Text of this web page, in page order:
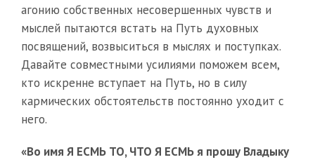
агонию собственных несовершенных чувств и
мыслей пытаются встать на Путь духовных
посвящений, возвыситься в мыслях и поступках.
Давайте совместными усилиями поможем всем,
кто искренне вступает на Путь, но в силу
кармических обстоятельств постоянно уходит с
него.
«Во имя Я ЕСМЬ ТО, ЧТО Я ЕСМЬ я прошу Владыку